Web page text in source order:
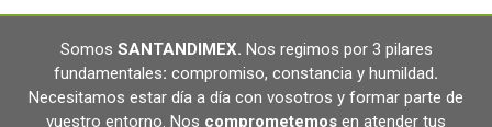
Somos SANTANDIMEX. Nos regimos por 3 pilares
fundamentales: compromiso, constancia y humildad.
Necesitamos estar día a día con vosotros y formar parte de
vuestro entorno. Nos comprometemos en atender tus